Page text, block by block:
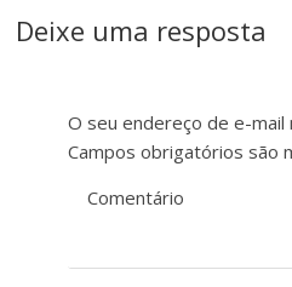
Deixe uma resposta
O seu endereço de e-mail
Campos obrigatórios são
Comentário